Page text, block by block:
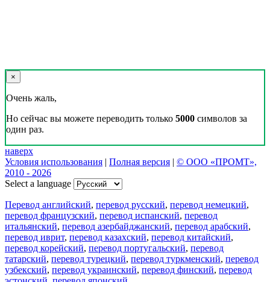
×
Очень жаль,
Но сейчас вы можете переводить только 5000 символов за
один раз.
наверх
Условия использования | Полная версия | © ООО «ПРОМТ»,
2010 - 2026
Select a language
Перевод английский, перевод русский, перевод немецкий,
перевод французский, перевод испанский, перевод
итальянский, перевод азербайджанский, перевод арабский,
перевод иврит, перевод казахский, перевод китайский,
перевод корейский, перевод португальский, перевод
татарский, перевод турецкий, перевод туркменский, перевод
узбекский, перевод украинский, перевод финский, перевод